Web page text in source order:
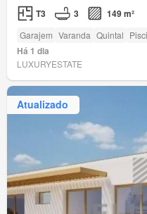
T3 3 149 m²
Garajem Varanda Quintal
Há 1 dia
LUXURYESTATE
Atualizado